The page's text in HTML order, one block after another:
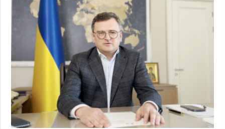
Podcasts
Publicaciones
Entrevistas
Fotos
Video
Releases
Banco de
imágenes